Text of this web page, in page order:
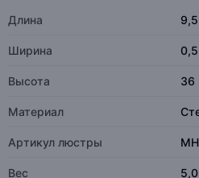
Длина 9,5
Ширина 0,5
Высота 36
Материал
Артикул люстры
Вес 5,0